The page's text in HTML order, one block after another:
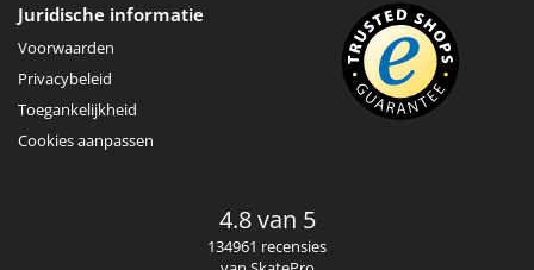
Juridische informatie
Voorwaarden
Privacybeleid
Toegankelijkheid
Cookies aanpassen
4.8 van 5
134961 recensies